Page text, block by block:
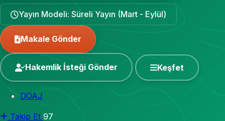
Yayın Modeli: Süreli Yayın (Mart - Eylül)
Makale Gönder
Hakemlik İsteği Gönder Keşfet
DOAJ
Takip Et 97